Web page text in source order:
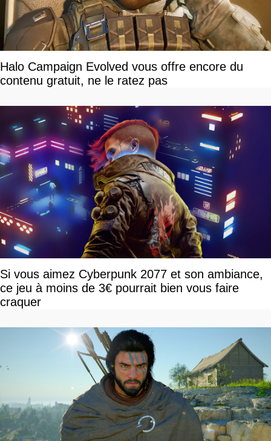
Halo Campaign Evolved vous offre encore du
contenu gratuit, ne le ratez pas
Si vous aimez Cyberpunk 2077 et son ambiance,
ce jeu à moins de 3€ pourrait bien vous faire
craquer